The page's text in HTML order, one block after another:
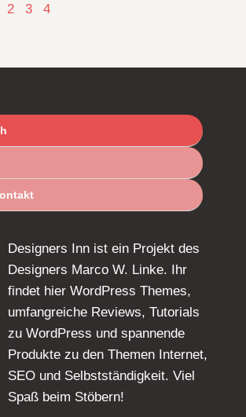
2 3 4
Designers Inn ist ein Projekt des
Designers Marco W. Linke. Ihr
findet hier WordPress Themes,
umfangreiche Reviews, Tutorials
zu WordPress und spannende
Produkte zu den Themen Internet,
SEO und Selbstständigkeit. Viel
Spaß beim Stöbern!